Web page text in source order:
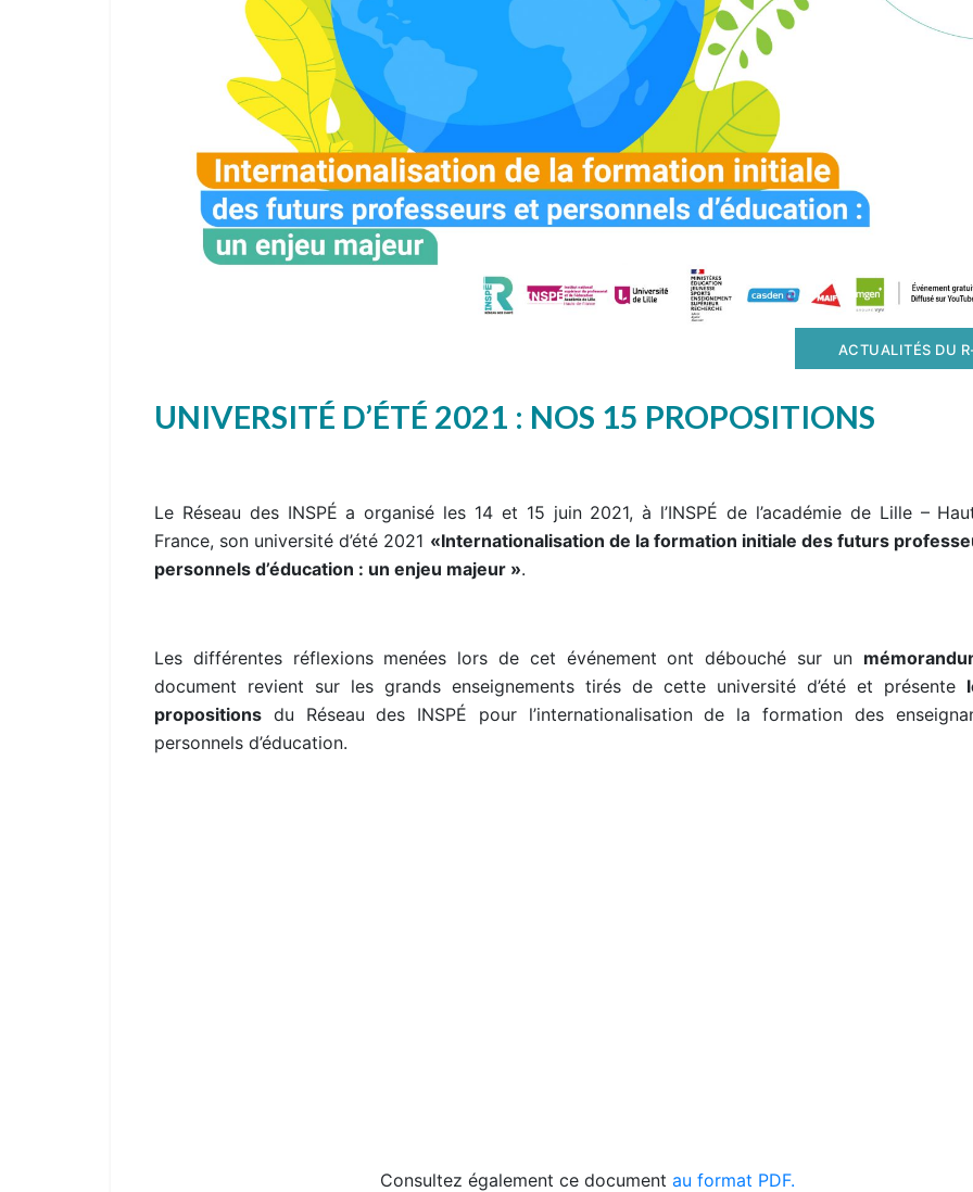
ACTUALITÉS DU
UNIVERSITÉ D’ÉTÉ 2021 : NOS 15 PROPOSITIONS
Le Réseau des INSPÉ a organisé les 14 et 15 juin 2021, à l’INSPÉ de l’académie de Lille –
France, son université d’été 2021 «Internationalisation de la formation initiale des futurs
personnels d’éducation : un enjeu majeur ».
Les différentes réflexions menées lors de cet événement ont débouché sur un
document revient sur les grands enseignements tirés de cette université d’été et présente
propositions du Réseau des INSPÉ pour l’internationalisation de la formation des
personnels d’éducation.
Consultez également ce documentau format PDF.